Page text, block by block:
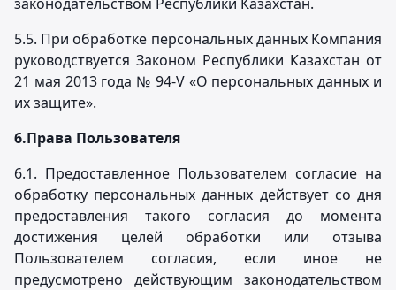
5.5. При обработке персональных данных Компания
руководствуется Законом Республики Казахстан от
21 мая 2013 года № 94-V «О персональных данных и
их защите».
6.Права Пользователя
6.1. Предоставленное Пользователем согласие на
обработку персональных данных действует со дня
предоставления такого согласия до момента
достижения целей обработки или отзыва
Пользователем согласия, если иное не
предусмотрено действующим законодательством